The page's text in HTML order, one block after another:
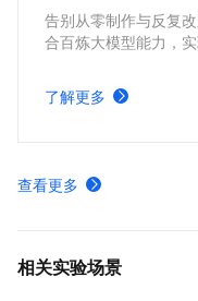
告别从零制作与反复
合百炼大模型能力，
示文稿，开箱即用、
PPT。
了解更多
查看更多
相关实验场景